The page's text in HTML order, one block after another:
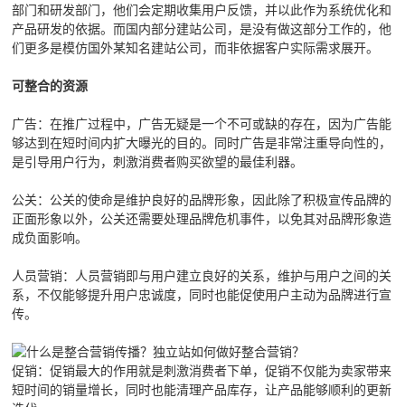
部门和研发部门，他们会定期收集用户反馈，并以此作为系统优化和
产品研发的依据。而国内部分建站公司，是没有做这部分工作的，他
们更多是模仿国外某知名建站公司，而非依据客户实际需求展开。
可整合的资源
广告：在推广过程中，广告无疑是一个不可或缺的存在，因为广告能
够达到在短时间内扩大曝光的目的。同时广告是非常注重导向性的，
是引导用户行为，刺激消费者购买欲望的最佳利器。
公关：公关的使命是维护良好的品牌形象，因此除了积极宣传品牌的
正面形象以外，公关还需要处理品牌危机事件，以免其对品牌形象造
成负面影响。
人员营销：人员营销即与用户建立良好的关系，维护与用户之间的关
系，不仅能够提升用户忠诚度，同时也能促使用户主动为品牌进行宣
传。
促销：促销最大的作用就是刺激消费者下单，促销不仅能为卖家带来
短时间的销量增长，同时也能清理产品库存，让产品能够顺利的更新